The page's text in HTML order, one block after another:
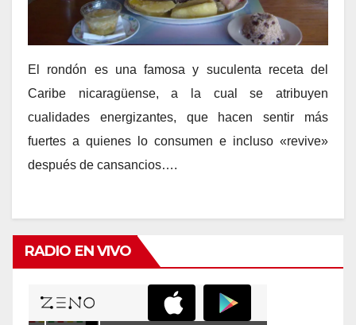
El rondón es una famosa y suculenta receta del
Caribe nicaragüense, a la cual se atribuyen
cualidades energizantes, que hacen sentir más
fuertes a quienes lo consumen e incluso «revive»
después de cansancios….
RADIO EN VIVO